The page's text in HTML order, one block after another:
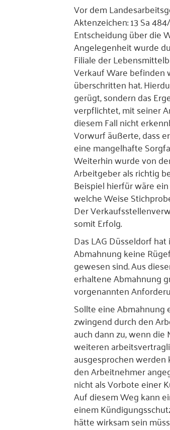
Vor dem
Aktenzeichen: 13 Sa
Entscheidung über die
Angelegenheit wurde
Filiale der
Verkauf Ware befinden
überschritten hat.
gerügt, sondern das
verpflichtet, mit seiner
diesem Fall nicht
Vorwurf äußerte, dass
eine mangelhafte
Weiterhin wurde von
Arbeitgeber als richtig
Beispiel hierfür wäre
welche Weise
Der
somit Erfolg.
Das LAG Düsseldorf
Abmahnung keine
gewesen sind. Aus
erhaltene Abmahnung
vorgenannten
Sollte eine
zwingend durch den
auch dann zu, wenn
weiteren
ausgesprochen
den Arbeitnehmer
nicht als Vorbote einer
Auf diesem Weg kann
einem
hätte wirksam sein